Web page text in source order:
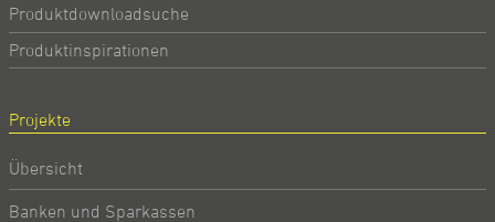
Produktdownloadsuche
Produktinspirationen
Projekte
Übersicht
Banken und Sparkassen